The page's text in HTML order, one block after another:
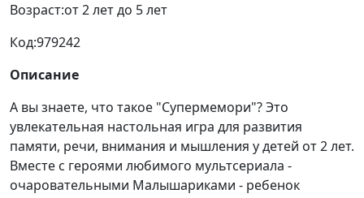
Возраст:от 2 лет до 5 лет
Код:979242
Описание
А вы знаете, что такое "Супермемори"? Это
увлекательная настольная игра для развития
памяти, речи, внимания и мышления у детей от 2 лет.
Вместе с героями любимого мультсериала -
очаровательными Малышариками - ребенок